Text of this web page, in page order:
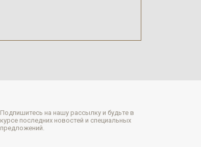
Подпишитесь на нашу рассылку и будьте в
курсе последних новостей и специальных
предложений.